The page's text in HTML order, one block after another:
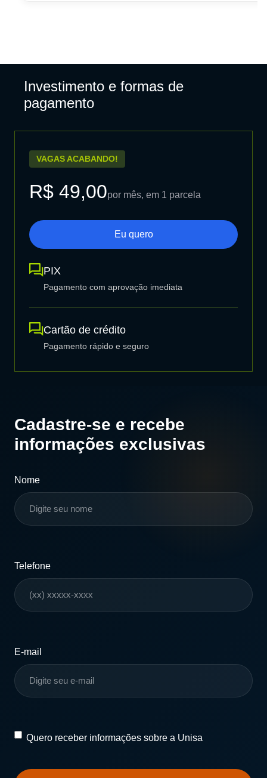
Investimento e formas de
pagamento
VAGAS ACABANDO!
R$ 49,00por mês, em 1 parcela
Eu quero
PIX
Pagamento com aprovação imediata
Cartão de crédito
Pagamento rápido e seguro
Cadastre-se e recebe
informações exclusivas
Nome
Telefone
E-mail
QueroQuero receber informações sobre a Unisa